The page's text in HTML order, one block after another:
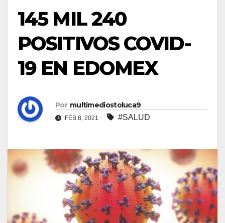
145 MIL 240
POSITIVOS COVID-
19 EN EDOMEX
Por multimediostoluca9
FEB 8, 2021 #SALUD